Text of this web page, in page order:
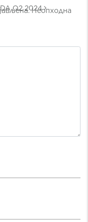
Q2 2024Неопходна